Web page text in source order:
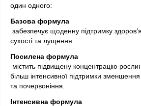
один одного:
Базова формула
сухості та лущення.
Посилена формула
більш інтенсивної підтримки
та почервоніння.
Інтенсивна формула